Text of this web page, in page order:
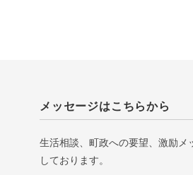
メッセージはこちらから
生活相談、町政への要望、激励メ
しております。